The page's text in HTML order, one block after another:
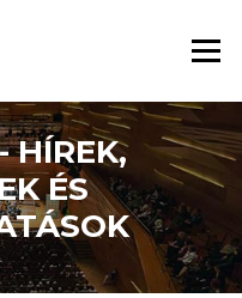
Menü
HÍREK,
ÉS